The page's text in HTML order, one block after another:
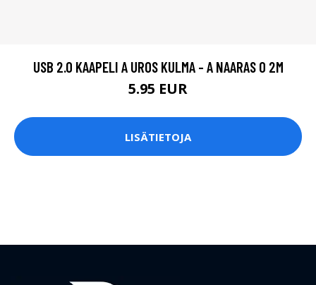
USB 2.0 KAAPELI A UROS KULMA - A NAARAS 0 2M
5.95 EUR
LISÄTIETOJA